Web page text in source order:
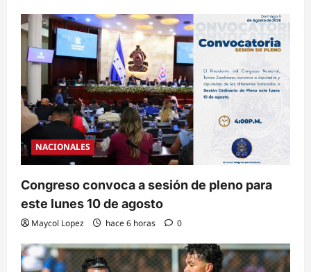
NACIONALES
Congreso convoca a sesión de pleno para
este lunes 10 de agosto
Maycol Lopez hace 6 horas 0